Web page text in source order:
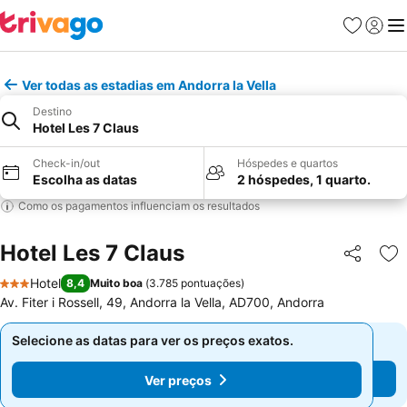
Favoritos
Iniciar
Ver todas as estadias em Andorra la Vella
Destino
Hotel Les 7 Claus
Check-in/out
Escolha as datas
Hóspedes e quartos
2 hóspedes, 1 quarto.
Como os pagamentos influenciam os resultados
Hotel Les 7 Claus Partilhar
3 Estrelas
Hotel 8,4 Muito boa (3.785 pontuações)
Av. Fiter i Rossell, 49, Andorra la Vella, AD700, Andorra
Selecione as datas para ver os preços exatos.
Ver preços
Selecione as datas para ver os preços exatos.
Ver preços